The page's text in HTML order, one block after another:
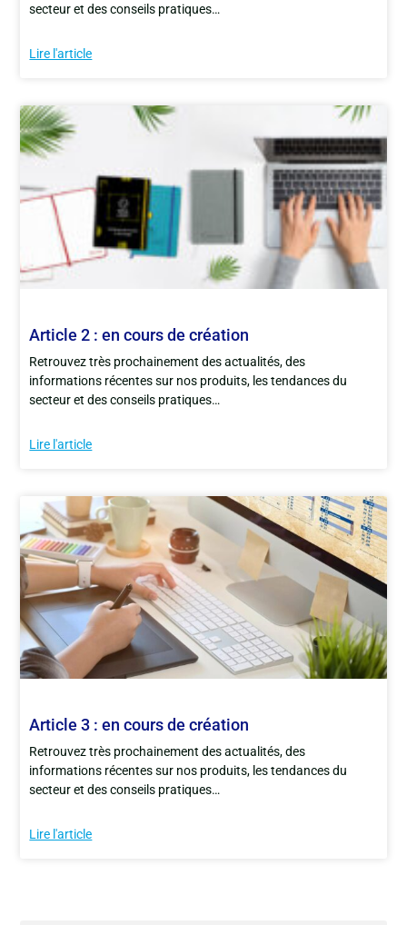
secteur et des conseils pratiques…
Lire l'article
Article 2 : en cours de création
Retrouvez très prochainement des actualités, des
informations récentes sur nos produits, les tendances du
secteur et des conseils pratiques…
Lire l'article
Article 3 : en cours de création
Retrouvez très prochainement des actualités, des
informations récentes sur nos produits, les tendances du
secteur et des conseils pratiques…
Lire l'article